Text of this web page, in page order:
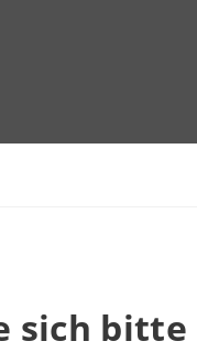
sich bitte